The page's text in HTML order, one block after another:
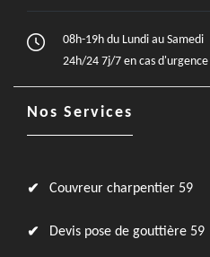
08h-19h du Lundi au Samedi
24h/24 7j/7 en cas d'urgence
Nos Services
Couvreur charpentier 59
Devis pose de gouttière 59